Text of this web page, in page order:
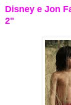
Disney e Jon
2"